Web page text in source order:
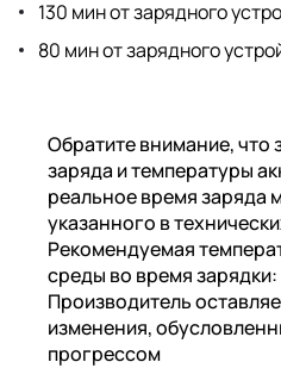
130 мин от зарядного
80 мин от зарядного
Обратите внимание, что
заряда и температуры
реальное время заряда
указанного в
Рекомендуемая
среды во время зарядки:
Производитель
изменения,
прогрессом